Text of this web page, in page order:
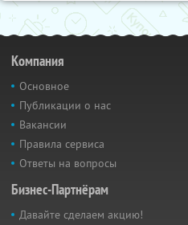
Компания
Основное
Публикации о нас
Вакансии
Правила сервиса
Ответы на вопросы
Бизнес-Партнёрам
Давайте сделаем акцию!